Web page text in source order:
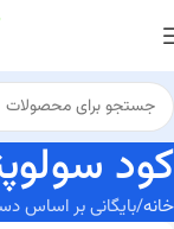
کود
خانه بایگانی بر اساس
admin
0